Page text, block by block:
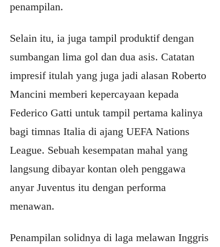
penampilan.
Selain itu, ia juga tampil produktif dengan
sumbangan lima gol dan dua asis. Catatan
impresif itulah yang juga jadi alasan Roberto
Mancini memberi kepercayaan kepada
Federico Gatti untuk tampil pertama kalinya
bagi timnas Italia di ajang UEFA Nations
League. Sebuah kesempatan mahal yang
langsung dibayar kontan oleh penggawa
anyar Juventus itu dengan performa
menawan.
Penampilan solidnya di laga melawan Inggris